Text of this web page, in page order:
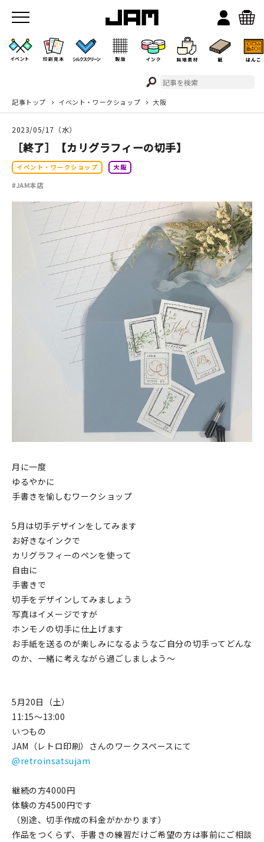
JAMのこと
お店/ワークスペース
イベント
シルクスクリーン
はんこ
JAMグッズ
台湾グッズ
在庫限り
おすすめ特集
読みもの
ギャラリー
おしらせ
マイアカウント
カートを見る
記事トップ イベント・ワークショップ 大阪
2023/05/17（水）
［終了］【カリグラフィーの切手】
イベント・ワークショップ 大阪
#JAM本店
月に一度
ゆるやかに
手書きを愉しむワークショップ
5月は切手デザインをしてみます
お好きなインクで
カリグラフィーのペンを使って
自由に
手書きで
切手をデザインしてみましょう
写真はイメージですが
ホンモノの切手に仕上げます
お手紙を送るのが楽しみになるようなご自分の切手ってどんな
のか、一緒に考えながら過ごしましよう〜
5月20日（土）
11:15〜13:00
いつもの
JAM（レトロ印刷）さんのワークスペースにて
@retroinsatsujam
継続の方4000円
体験の方4500円です
（別途、切手作成の料金がかかります）
作品をつくらず、手書きの練習だけご希望の方は事前にご相談